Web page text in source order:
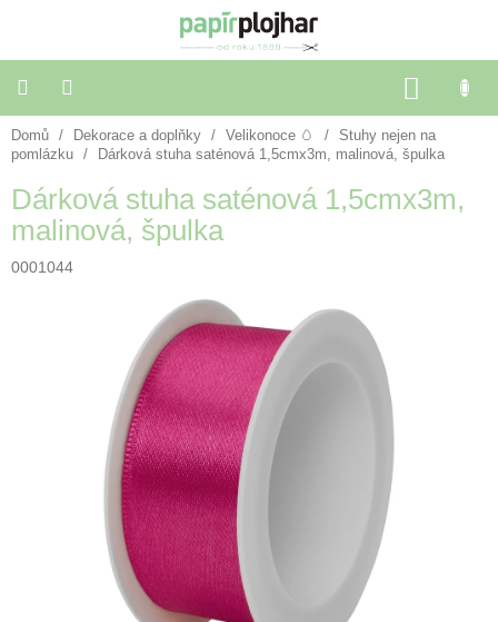
KOŠÍK
Balení
dárků
Dekorace
a
doplňky
Domů / Dekorace a doplňky / Velikonoce 🥚 /
Stuhy nejen na
pomlázku
/ Dárková stuha saténová 1,5cmx3m, malinová, špulka
Dárková stuha saténová 1,5cmx3m,
malinová, špulka
0001044